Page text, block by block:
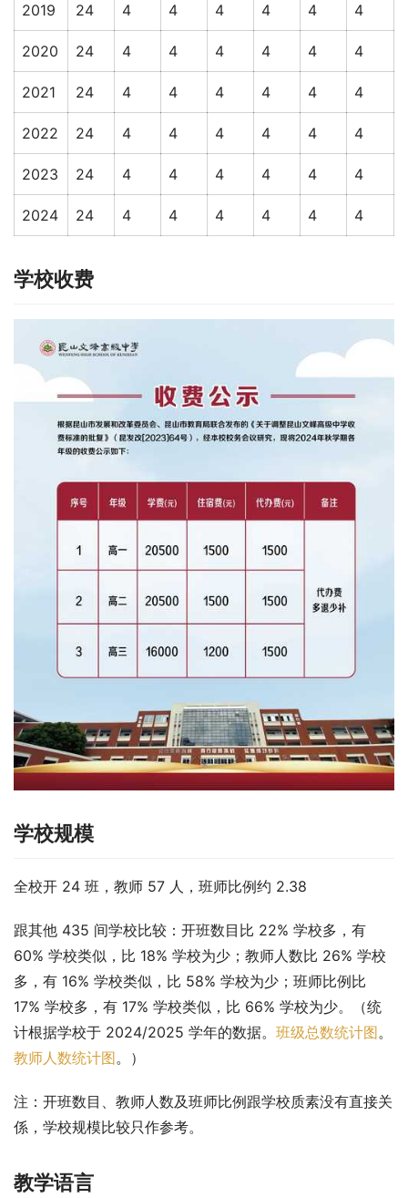
2019 24 4 4 4 4 4 4
2020 24 4 4 4 4 4 4
2021 24 4 4 4 4 4 4
2022 24 4 4 4 4 4 4
2023 24 4 4 4 4 4 4
2024 24 4 4 4 4 4 4
学校收费
学校规模
全校开 24 班，教师 57 人，班师比例约 2.38
跟其他 435 间学校比较：开班数目比 22% 学校多，有
60% 学校类似，比 18% 学校为少；教师人数比 26% 学校
多，有 16% 学校类似，比 58% 学校为少；班师比例比
17% 学校多，有 17% 学校类似，比 66% 学校为少。（统
计根据学校于 2024/2025 学年的数据。 班级总数统计图。
教师人数统计图。）
注：开班数目、教师人数及班师比例跟学校质素没有直接关
係，学校规模比较只作参考。
教学语言